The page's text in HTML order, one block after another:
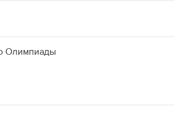
Олимпиады